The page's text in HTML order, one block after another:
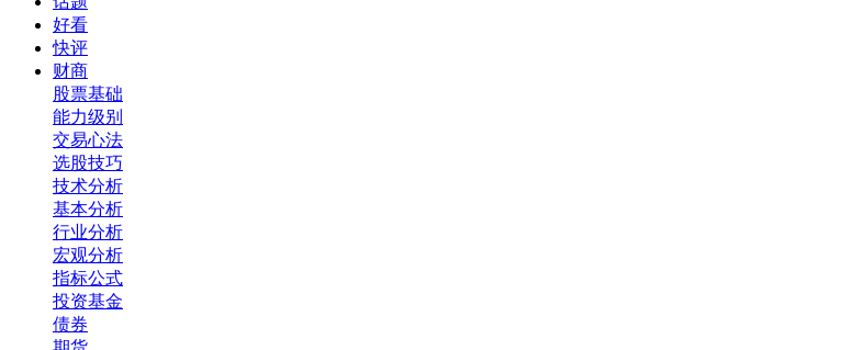
好看
快评
财商
股票基础
能力级别
交易心法
选股技巧
技术分析
基本分析
行业分析
宏观分析
指标公式
投资基金
债券